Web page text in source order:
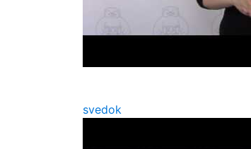
svedok